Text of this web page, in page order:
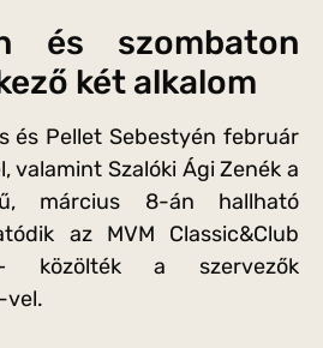
és szombaton
két alkalom
és Pellet Sebestyén február
valamint Szalóki Ági Zenék a
március 8-án hallható
az MVM Classic&Club
közölték a szervezők
vel.